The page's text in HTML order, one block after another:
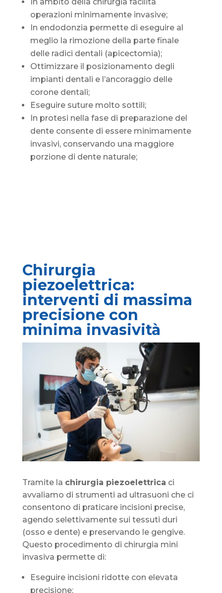
operazioni minimamente invasive;
In endodonzia permette di eseguire al
meglio la rimozione della parte finale
delle radici dentali (apicectomia);
Ottimizzare il posizionamento degli
impianti dentali e l’ancoraggio delle
corone dentali;
Eseguire suture molto sottili;
In protesi nella fase di preparazione del
dente consente di essere minimamente
invasivi, conservando una maggiore
porzione di dente naturale;
Chirurgia
piezoelettrica:
interventi di massima
precisione con
minima invasività
Tramite la chirurgia piezoelettrica ci
avvaliamo di strumenti ad ultrasuoni che ci
consentono di praticare incisioni precise,
agendo selettivamente sui tessuti duri
(osso e dente) e preservando le gengive.
Questo procedimento di chirurgia mini
invasiva permette di:
Eseguire incisioni ridotte con elevata
precisione;